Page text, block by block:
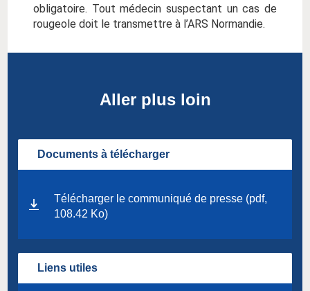
obligatoire. Tout médecin suspectant un cas de
rougeole doit le transmettre à l’ARS Normandie.
Aller plus loin
Documents à télécharger
Télécharger le communiqué de presse (pdf,
108.42 Ko)
Liens utiles